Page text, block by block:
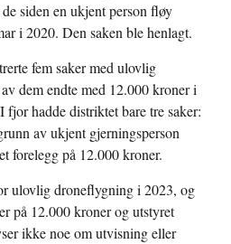
siden en ukjent person fløy
i 2020. Den saken ble henlagt.
fem saker med ulovlig
dem endte med 12.000 kroner i
fjor hadde distriktet bare tre saker:
av ukjent gjerningsperson
forelegg på 12.000 kroner.
ulovlig droneflygning i 2023, og
på 12.000 kroner og utstyret
ikke noe om utvisning eller